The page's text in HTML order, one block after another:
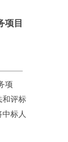
项目
项
和评标
标人